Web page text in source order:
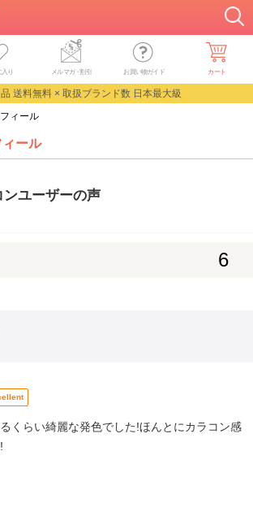
入り メルマガ・割引 お買い物ガイド カート
送料無料 × 取扱ブランド数 日本最大級
ィール
ール
ンユーザーの声
6
くらい綺麗な発色でした!ほんとにカラコン感